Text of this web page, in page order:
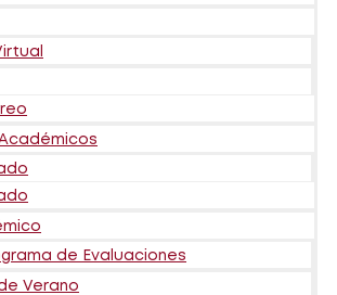
de Evaluaciones
Verano